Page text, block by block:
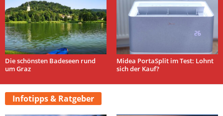
Die schönsten Badeseen rund
um Graz
Midea PortaSplit im Test: Lohnt
sich der Kauf?
Infotipps & Ratgeber